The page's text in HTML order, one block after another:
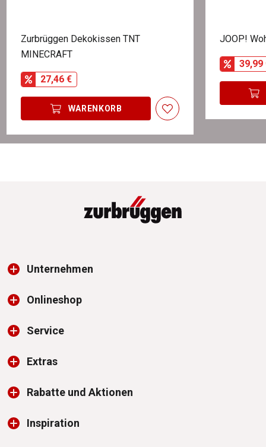
Zurbrüggen Dekokissen TNT
MINECRAFT
27,46 €
WARENKORB
JOOP!
39,99
Unternehmen
Onlineshop
Service
Extras
Rabatte und Aktionen
Inspiration